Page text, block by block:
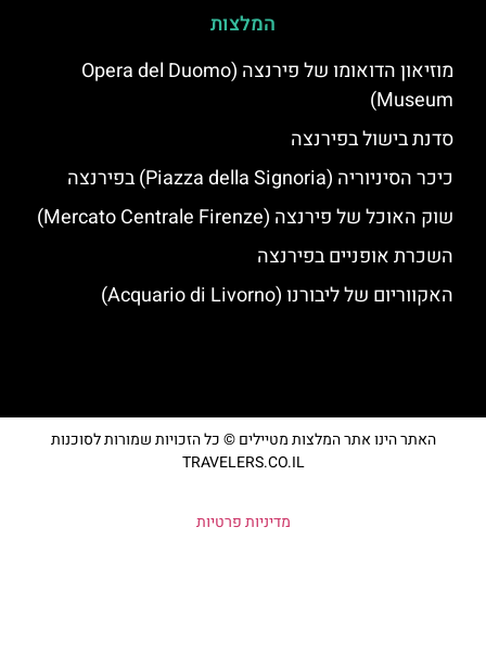
המלצות
מוזיאון הדואומו של פירנצה (Opera del Duomo
Museum)
סדנת בישול בפירנצה
כיכר הסיניוריה (Piazza della Signoria) בפירנצה
שוק האוכל של פירנצה (Mercato Centrale Firenze)
השכרת אופניים בפירנצה
האקווריום של ליבורנו (Acquario di Livorno)
האתר הינו אתר המלצות מטיילים © כל הזכויות שמורות לסוכנות
TRAVELERS.CO.IL
מדיניות פרטיות